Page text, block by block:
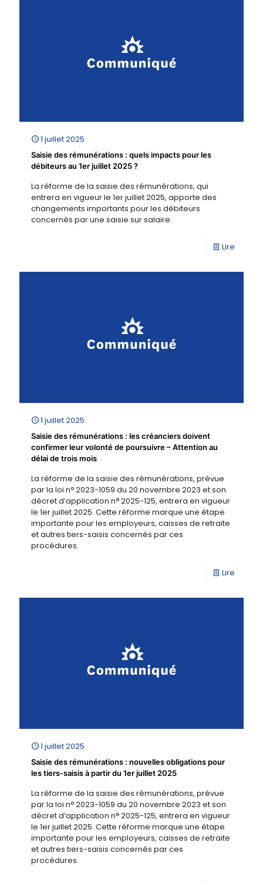
1 juillet 2025
Saisie des rémunérations : quels impacts pour les
débiteurs au 1er juillet 2025 ?
La réforme de la saisie des rémunérations, qui
entrera en vigueur le 1er juillet 2025, apporte des
changements importants pour les débiteurs
concernés par une saisie sur salaire.
Lire
1 juillet 2025
Saisie des rémunérations : les créanciers doivent
confirmer leur volonté de poursuivre – Attention au
délai de trois mois
La réforme de la saisie des rémunérations, prévue
par la loi n° 2023-1059 du 20 novembre 2023 et son
décret d’application n° 2025-125, entrera en vigueur
le 1er juillet 2025. Cette réforme marque une étape
importante pour les employeurs, caisses de retraite
et autres tiers-saisis concernés par ces
procédures.
Lire
1 juillet 2025
Saisie des rémunérations : nouvelles obligations pour
les tiers-saisis à partir du 1er juillet 2025
La réforme de la saisie des rémunérations, prévue
par la loi n° 2023-1059 du 20 novembre 2023 et son
décret d’application n° 2025-125, entrera en vigueur
le 1er juillet 2025. Cette réforme marque une étape
importante pour les employeurs, caisses de retraite
et autres tiers-saisis concernés par ces
procédures.